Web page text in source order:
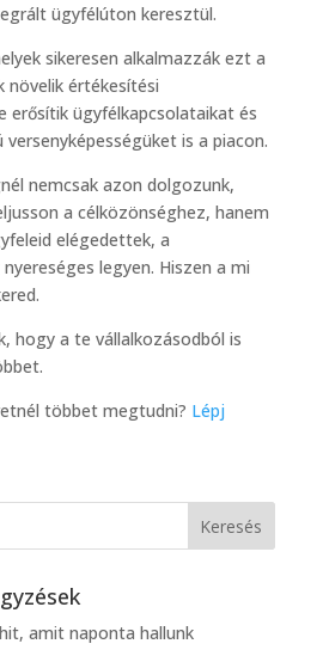
ügyfélúton keresztül.
sikeresen alkalmazzák ezt a
értékesítési
erősítik ügyfélkapcsolataikat és
is a piacon.
nemcsak azon dolgozunk,
a célközönséghez, hanem
elégedettek, a
legyen. Hiszen a mi
hogy a te vállalkozásodból is
többet megtudni? Lépj
amit naponta hallunk